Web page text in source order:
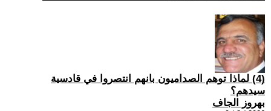
(4) ‏لماذا توهم الصداميون بانهم انتصروا في قادسية
سيدهم؟
بهروز الجاف